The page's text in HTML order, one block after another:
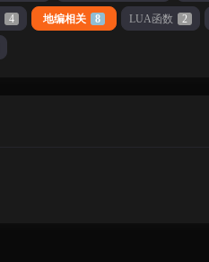
4 地编相关 8 LUA函数 2